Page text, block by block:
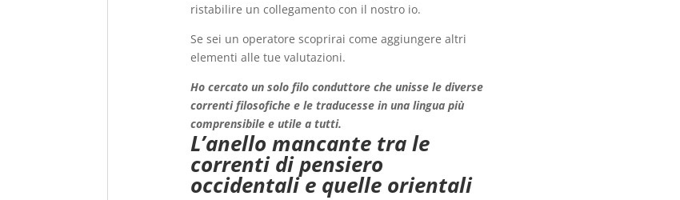
ristabilire un collegamento con il nostro io.
Se sei un operatore scoprirai come aggiungere altri
elementi alle tue valutazioni.
Ho cercato un solo filo conduttore che unisse le diverse
correnti filosofiche e le traducesse in una lingua più
comprensibile e utile a tutti.
L’anello mancante tra le
correnti di pensiero
occidentali e quelle orientali